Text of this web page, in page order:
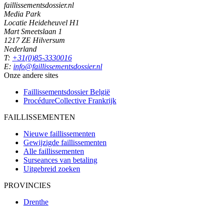
faillissementsdossier.nl
Media Park
Locatie Heideheuvel H1
Mart Smeetslaan 1
1217 ZE Hilversum
Nederland
T: +31(0)85-3330016
E: info@faillissementsdossier.nl
Onze andere sites
Faillissementsdossier België
ProcédureCollective Frankrijk
FAILLISSEMENTEN
Nieuwe faillissementen
Gewijzigde faillissementen
Alle faillissementen
Surseances van betaling
Uitgebreid zoeken
PROVINCIES
Drenthe